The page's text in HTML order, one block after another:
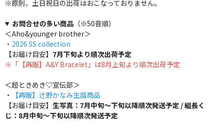
※原則、土日祝日の出荷はおこなっておりません。
お問合せの多い商品（※50音順）
＜Aho&younger brother＞
・ 2026 SS collection
【お届け目安】 7月下旬より順次出荷予定
※「【再販】A&Y Bracelet」は8月上旬より順次出荷予定
＜超ときめき♡宣伝部＞
・
【再販】辻野かなみ生誕商品
【お届け目安】 生写真：7月中旬～下旬以降順次発送予定 / 組長く
じ：8月中旬～下旬以降順次発送予定